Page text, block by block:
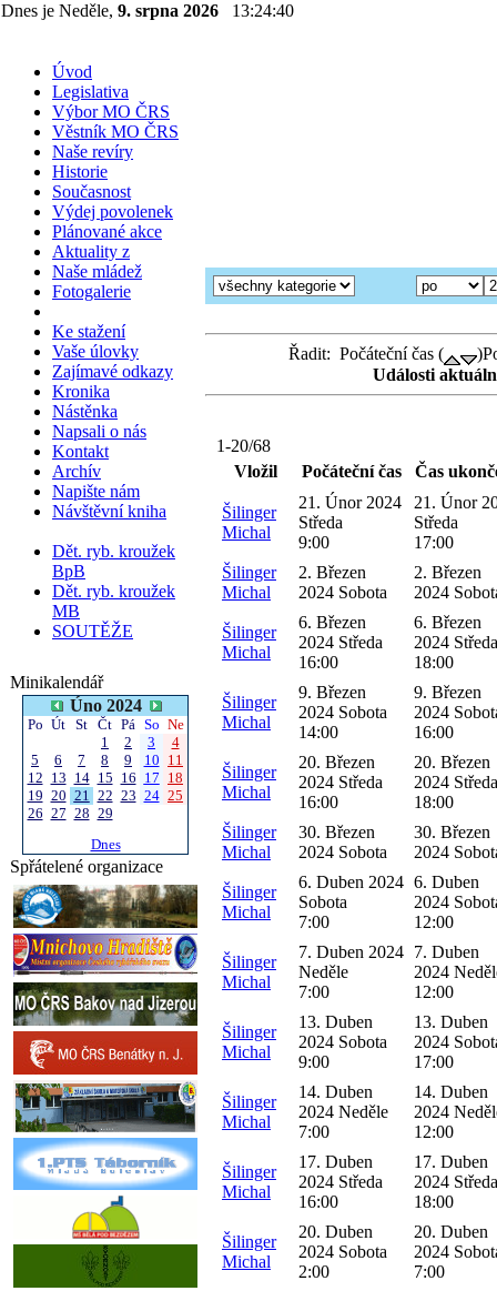
Dnes je Neděle, 9. srpna 2026 13:24:40
Úvod
Legislativa
Výbor MO ČRS
Věstník MO ČRS
Naše revíry
Historie
Současnost
Výdej povolenek
Plánované akce
Aktuality z
Naše mládež
Fotogalerie
Ke stažení
Vaše úlovky
Zajímavé odkazy
Kronika
Nástěnka
Napsali o nás
Kontakt
Archív
Napište nám
Návštěvní kniha
Dět. ryb. kroužek
BpB
Dět. ryb. kroužek
MB
SOUTĚŽE
Minikalendář
Úno 2024
Po Út St Čt Pá So Ne
1
2 3
4
5
6 7 8 9 10 11
12 13 14 15 16 17 18
19 20 21 22 23 24 25
26 27 28 29
Dnes
Spřátelené organizace
Řadit: Počáteční čas (
Události
1-20/68
Vložil
Počáteční čas Čas
Šilinger
Michal
21. Únor 2024
Středa
9:00
21. Únor
Středa
17:00
Šilinger
Michal
2. Březen
2024 Sobota
2. Březen
2024
Šilinger
Michal
6. Březen
2024 Středa
16:00
6. Březen
2024 Středa
18:00
Šilinger
Michal
9. Březen
2024 Sobota
14:00
9. Březen
2024
16:00
Šilinger
Michal
20. Březen
2024 Středa
16:00
20. Březen
2024 Středa
18:00
Šilinger
Michal
30. Březen
2024 Sobota
30. Březen
2024
Šilinger
Michal
6. Duben 2024
Sobota
7:00
6. Duben
2024
12:00
Šilinger
Michal
7. Duben 2024
Neděle
7:00
7. Duben
2024
12:00
Šilinger
Michal
13. Duben
2024 Sobota
9:00
13. Duben
2024
17:00
Šilinger
Michal
14. Duben
2024 Neděle
7:00
14. Duben
2024
12:00
Šilinger
Michal
17. Duben
2024 Středa
16:00
17. Duben
2024 Středa
18:00
Šilinger
Michal
20. Duben
2024 Sobota
2:00
20. Duben
2024
7:00